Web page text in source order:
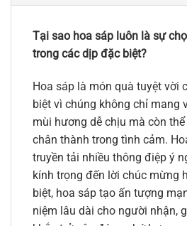
Tại sao hoa sáp luôn là sự
trong các dịp đặc biệt?
Hoa sáp là món quà tuyệt vời
biệt vì chúng không chỉ mang
mùi hương dễ chịu mà còn
chân thành trong tình cảm.
truyền tải nhiều thông điệp ý
kính trọng đến lời chúc mừng
biệt, hoa sáp tạo ấn tượng
niệm lâu dài cho người nhận,